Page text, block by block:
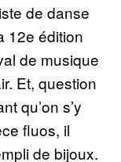
de danse
12e édition
de musique
Et, question
qu’on s’y
fluos, il
de bijoux.